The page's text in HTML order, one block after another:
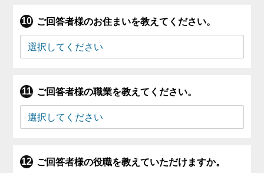
ご回答者様のお住まいを教えてください。
ご回答者様の職業を教えてください。
ご回答者様の役職を教えていただけますか。